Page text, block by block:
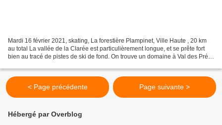
Mardi 16 février 2021, skating, La forestière Plampinet, Ville Haute , 20 km
au total La vallée de la Clarée est particulièrement longue, et se prête fort
bien au tracé de pistes de ski de fond. On trouve un domaine à Val des Prés
< Page précédente Page suivante >
Hébergé par Overblog